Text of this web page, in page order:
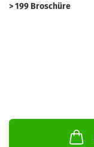
> 199 Broschüre